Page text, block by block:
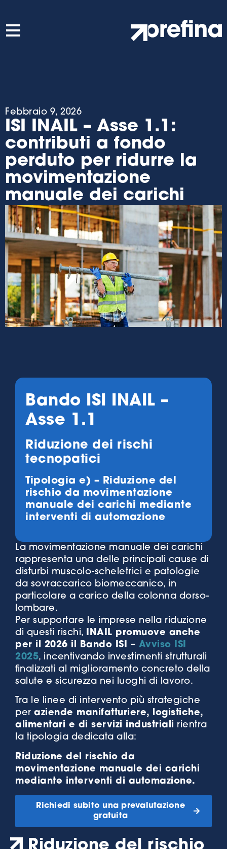
Febbraio 9, 2026
ISI INAIL – Asse 1.1:
contributi a fondo
perduto per ridurre la
movimentazione
manuale dei carichi
Bando ISI INAIL –
Asse 1.1
Riduzione dei rischi
tecnopatici
Tipologia e) – Riduzione del
rischio da movimentazione
manuale dei carichi mediante
interventi di automazione
La movimentazione manuale dei carichi
rappresenta una delle principali cause di
disturbi muscolo-scheletrici e patologie
da sovraccarico biomeccanico, in
particolare a carico della colonna dorso-
lombare.
Per supportare le imprese nella riduzione
di questi rischi,
INAIL promuove anche
per il 2026 il Bando ISI – Avviso ISI
2025, incentivando investimenti strutturali
finalizzati al miglioramento concreto della
salute e sicurezza nei luoghi di lavoro.
Tra le linee di intervento più strategiche
per aziende manifatturiere, logistiche,
alimentari e di servizi industriali rientra
la tipologia dedicata alla:
Riduzione del rischio da
movimentazione manuale dei carichi
mediante interventi di automazione.
Richiedi subito una prevalutazione
gratuita